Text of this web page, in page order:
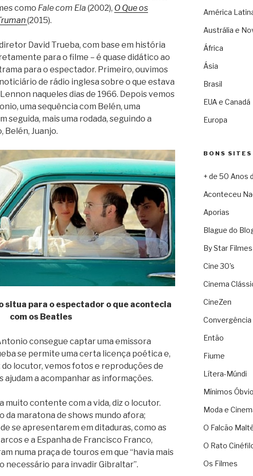
como Fale com Ela (2002), O Que os
(2015).
David Trueba, com base em história
para o filme – é quase didático ao
para o espectador. Primeiro, ouvimos
de rádio inglesa sobre o que estava
naqueles dias de 1966. Depois vemos
uma sequência com Belén, uma
seguida, mais uma rodada, seguindo a
Belén, Juanjo.
situa para o espectador o que acontecia
com os Beatles
consegue captar uma emissora
se permite uma certa licença poética e,
locutor, vemos fotos e reproduções de
ajudam a acompanhar as informações.
muito contente com a vida, diz o locutor.
da maratona de shows mundo afora;
se apresentarem em ditaduras, como as
e a Espanha de Francisco Franco,
numa praça de touros em que “havia mais
necessário para invadir Gibraltar”.
América
Austrália e
África
Ásia
Brasil
EUA e Canadá
Europa
BONS SITES
+ de 50 Anos
Aconteceu
Aporias
Blague do
By Star Filmes
Cine 30's
Cinema
CineZen
Convergência
Então
Fiume
Lítera-Múndi
Mínimos
Moda e
O Falcão
O Rato
Os Filmes